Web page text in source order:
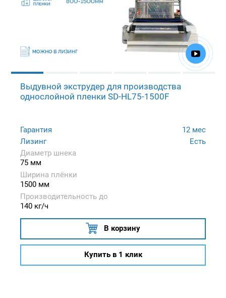
Выдувной экструдер для производства
однослойной пленки SD-HL75-1500F
Гарантия
12 мес
Лизинг
Есть
Диаметр шнека
75 мм
Ширина плёнки
1500 мм
Производительность до
140 кг/ч
В корзину
Купить в 1 клик